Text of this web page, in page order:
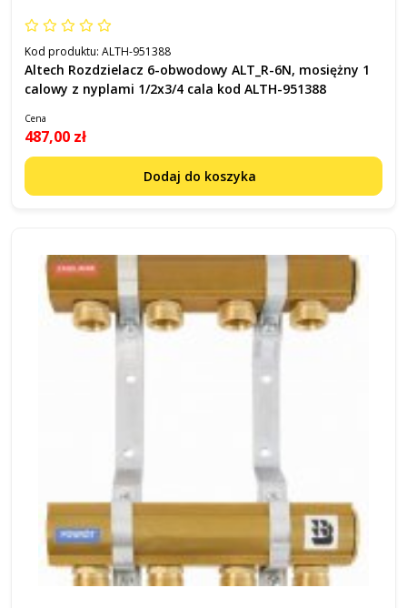
Kod produktu: ALTH-951388
Altech Rozdzielacz 6-obwodowy ALT_R-6N, mosiężny 1
calowy z nyplami 1/2x3/4 cala kod ALTH-951388
Cena
487,00 zł
Dodaj do koszyka